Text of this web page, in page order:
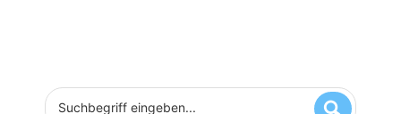
Suchbegriff